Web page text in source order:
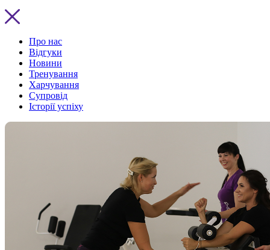
Про нас
Відгуки
Новини
Тренування
Харчування
Супровід
Історії успіху